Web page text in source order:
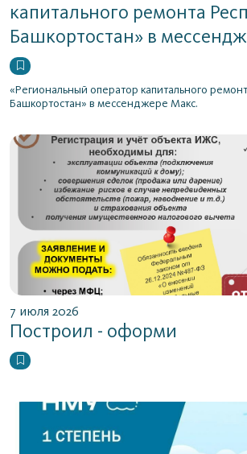
капитального ремонта
Башкортостан» в
«Региональный оператор капитального
Башкортостан» в мессенджере Макс.
7 июля 2026
Построил - оформи